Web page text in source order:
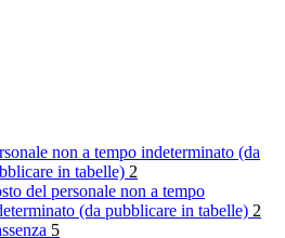
non a tempo indeterminato (da
in tabelle) 2
del personale non a tempo
(da pubblicare in tabelle) 2
5